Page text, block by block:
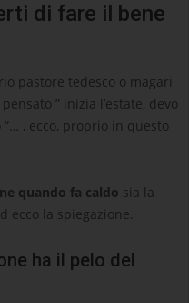
di fare il bene
pastore tedesco o magari
” inizia l’estate, devo
, ecco, proprio in questo
quando fa caldo sia la
ecco la spiegazione.
ha il pelo del